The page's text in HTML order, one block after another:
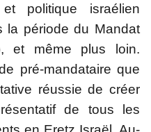
politique israélien
la période du Mandat
et même plus loin.
pré-mandataire que
réussie de créer
de tous les